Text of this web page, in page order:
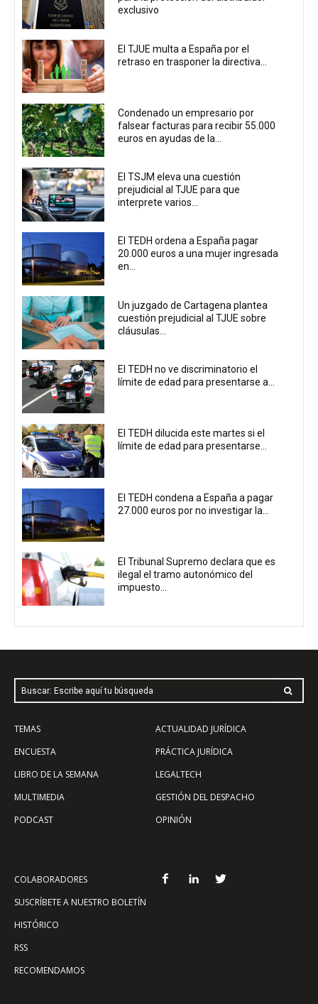
exclusivo
El TJUE multa a España por el
retraso en trasponer la directiva...
Condenado un empresario por
falsear facturas para recibir 55.000
euros en ayudas de la...
El TSJM eleva una cuestión
prejudicial al TJUE para que
interprete varios...
El TEDH ordena a España pagar
20.000 euros a una mujer ingresada
en...
Un juzgado de Cartagena plantea
cuestión prejudicial al TJUE sobre
cláusulas...
El TEDH no ve discriminatorio el
límite de edad para presentarse a...
El TEDH dilucida este martes si el
límite de edad para presentarse...
El TEDH condena a España a pagar
27.000 euros por no investigar la...
El Tribunal Supremo declara que es
ilegal el tramo autonómico del
impuesto...
Buscar: Escribe aquí tu búsqueda
TEMAS
ENCUESTA
LIBRO DE LA SEMANA
MULTIMEDIA
PODCAST
ACTUALIDAD JURÍDICA
PRÁCTICA JURÍDICA
LEGALTECH
GESTIÓN DEL DESPACHO
OPINIÓN
COLABORADORES
SUSCRÍBETE A NUESTRO BOLETÍN
HISTÓRICO
RSS
RECOMENDAMOS